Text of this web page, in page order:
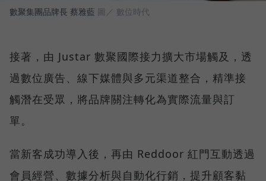
數聚集團品牌長 蔡雅藍 圖／ 數位時代
接著，由 Justar 數聚國際接力擴大市場觸及，透
過數位廣告、線下媒體與多元渠道整合，精準接
觸潛在受眾，將品牌關注轉化為實際流量與訂
單。
當新客成功導入後，再由 Reddoor 紅門互動透過
會員經營、數據分析與自動化行銷，提升顧客黏